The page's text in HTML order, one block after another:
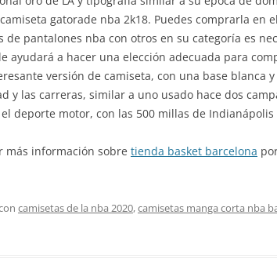
gatorade nba 2k18. Puedes comprarla en
de pantalones nba con otros en su categoría es
ayudará a hacer una elección adecuada para
versión de camiseta, con una base blanca
y las carreras, similar a uno usado hace dos
deporte motor, con las 500 millas de
más información sobre tienda basket barcelona
camisetas de la nba 2020,camisetas manga corta nba